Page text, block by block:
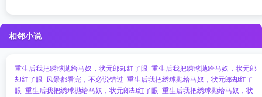
相邻小说
重生后我把绣球抛给马奴，状元郎却红了眼 重生后我把绣球抛给马奴，状元郎
却红了眼 风景都看完，不必说错过 重生后我把绣球抛给马奴，状元郎却红了
眼 重生后我把绣球抛给马奴，状元郎却红了眼 重生后我把绣球抛给马奴，状